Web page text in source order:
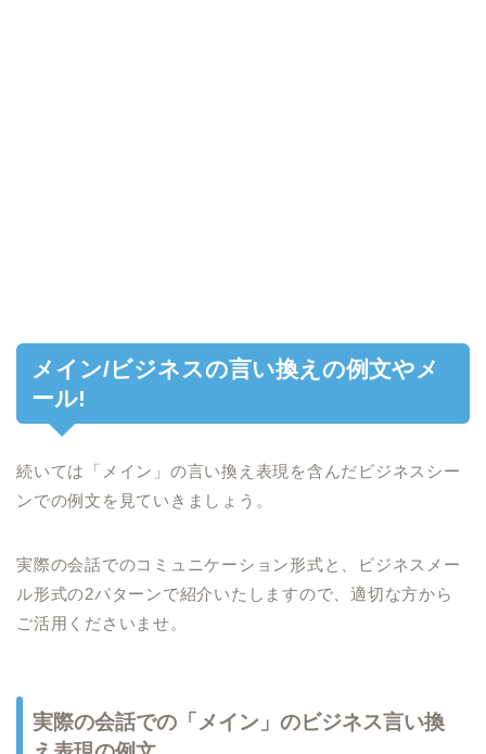
メイン/ビジネスの言い換えの例文やメ
ール!
続いては「メイン」の言い換え表現を含んだビジネスシー
ンでの例文を見ていきましょう。
実際の会話でのコミュニケーション形式と、ビジネスメー
ル形式の2パターンで紹介いたしますので、適切な方から
ご活用くださいませ。
実際の会話での「メイン」のビジネス言い換